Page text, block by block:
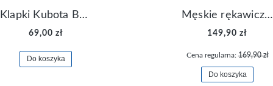
Klapki Kubota Basenowe Gel Czarne
69,00 zł
Do koszyka
Męskie rękawiczki Nike Dri-FIT Lightweight Gloves N.RG.M0.082
149,90 zł
Cena regularna:169,90 zł
Do koszyka